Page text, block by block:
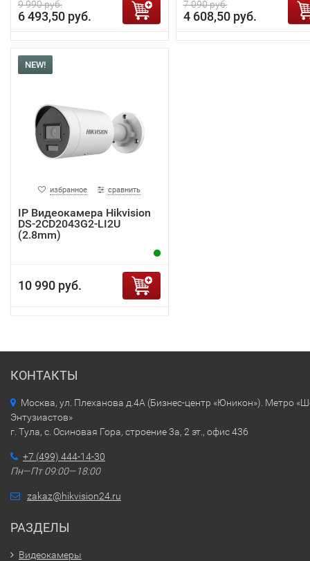
9 990 руб.
6 493,50 руб.
7 090 руб.
4 608,50 руб.
NEW!
избранное сравнить
IP Видеокамера Hikvision
DS-2CD2043G2-LI2U
(2.8mm)
10 990 руб.
КОНТАКТЫ
Москва, ул. Плеханова д.4А (Бизнес-центр «Юникон»). Метро
Энтузиастов»
г. Тула, с. Осиновая Гора, строение 3а, 2 эт., офис 436
+7 (499) 444-14-30
Пн—Пт 09:00—18:00
zakaz@hikvision24.ru
РАЗДЕЛЫ
Видеокамеры